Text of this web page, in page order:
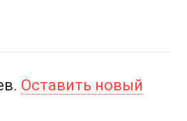
. Оставить новый